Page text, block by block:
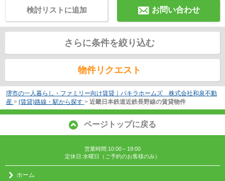
お問い合わせ
検討リストに追加
さらに条件を絞り込む
物件リクエスト
堺市の一人暮らし・ファミリー向け賃貸｜パキラホームズ 株式会社和泉不動
産 > (賃貸)路線・駅から探す > 近畿日本鉄道近鉄長野線の賃貸物件
ページトップに戻る
営業時間:10:00～19:00
定休日:水曜日（ご予約のお客様のみ）
ホーム